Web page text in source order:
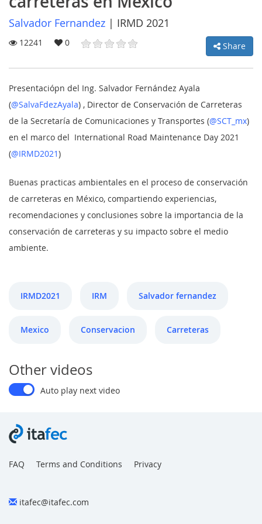
NEWS
BLOG
CLUB
CONTACT
FAQ
Salvador Fernandez | IRMD 2021
12241 0 Share
Presentaciópn del Ing. Salvador Fernández Ayala
(@SalvaFdezAyala) , Director de Conservación de Carreteras
de la Secretaría de Comunicaciones y Transportes (@SCT_mx)
en el marco del International Road Maintenance Day 2021
(@IRMD2021)
Buenas practicas ambientales en el proceso de conservación
de carreteras en México, compartiendo experiencias,
recomendaciones y conclusiones sobre la importancia de la
conservación de carreteras y su impacto sobre el medio
ambiente.
IRMD2021 IRM Salvador fernandez
Mexico Conservacion Carreteras
Other videos
Auto play next video
FAQ Terms and Conditions Privacy
itafec@itafec.com